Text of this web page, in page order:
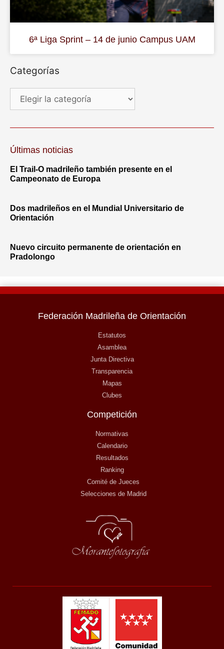
6ª Liga Sprint – 14 de junio Campus UAM
Categorías
Últimas noticias
El Trail-O madrileño también presente en el
Campeonato de Europa
Dos madrileños en el Mundial Universitario de
Orientación
Nuevo circuito permanente de orientación en
Pradolongo
Federación Madrileña de Orientación
Estatutos
Asamblea
Junta Directiva
Transparencia
Mapas
Clubes
Competición
Normativas
Calendario
Resultados
Ranking
Comité de Jueces
Selecciones de Madrid